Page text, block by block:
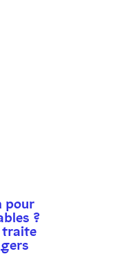
pour
?
traite